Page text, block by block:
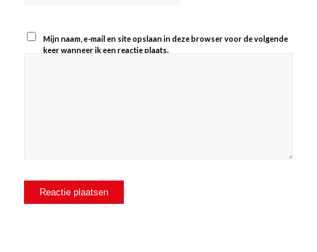
Mijn naam, e-mail en site opslaan in deze browser voor de volgende
keer wanneer ik een reactie plaats.